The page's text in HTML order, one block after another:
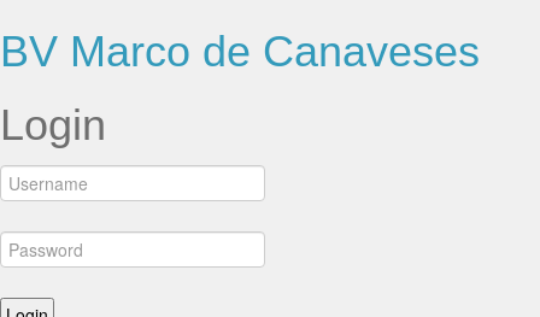
BV Marco de Canaveses
Login